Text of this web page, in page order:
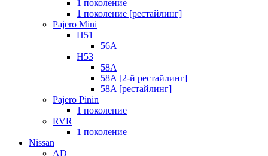
1 поколение
1 поколение [рестайлинг]
Pajero Mini
H51
56A
H53
58A
58A [2-й рестайлинг]
58A [рестайлинг]
Pajero Pinin
1 поколение
RVR
1 поколение
Nissan
AD